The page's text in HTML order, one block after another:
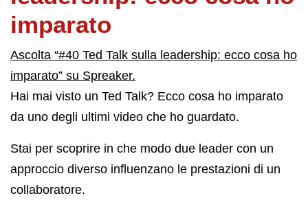
imparato
Ascolta “#40 Ted Talk sulla leadership: ecco cosa ho
imparato” su Spreaker.
Hai mai visto un Ted Talk? Ecco cosa ho imparato
da uno degli ultimi video che ho guardato.
Stai per scoprire in che modo due leader con un
approccio diverso influenzano le prestazioni di un
collaboratore.